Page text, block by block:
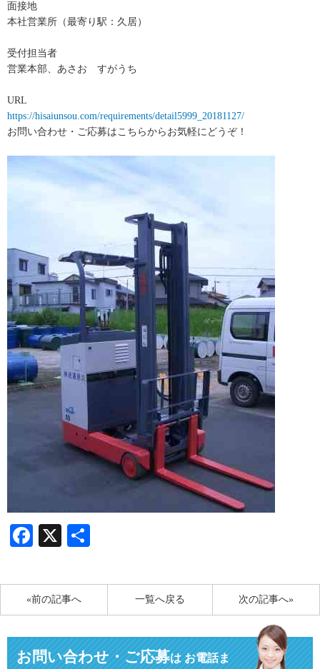
面接地
本社営業所（最寄り駅：久居）
受付担当者
営業本部、あさお すがうち
URL
https://hisaiunsou.com/requirements/detail5999_20181127/
お問い合わせ・ご応募はこちらからお気軽にどうぞ！
Facebook
X
«前の記事へ 次の記事へ»
一覧へ戻る
お問い合わせ・ご応募はお電話ま